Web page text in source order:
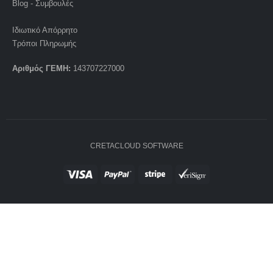
Blog - Συμβουλές
Ιδιωτικό Απόρρητο
Τρόποι Πληρωμής
Αριθμός ΓΕΜΗ: 143707227000
CRETACLOUD SOFTWARE